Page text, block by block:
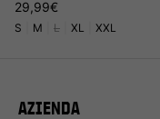
Prezzo di listino
29,99€
S M L XL XXL
AZIENDA